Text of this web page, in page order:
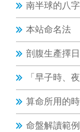
南半球的八
本站命名法
剖腹生產擇日
「早子時、
算命所用的
命盤解讀範例